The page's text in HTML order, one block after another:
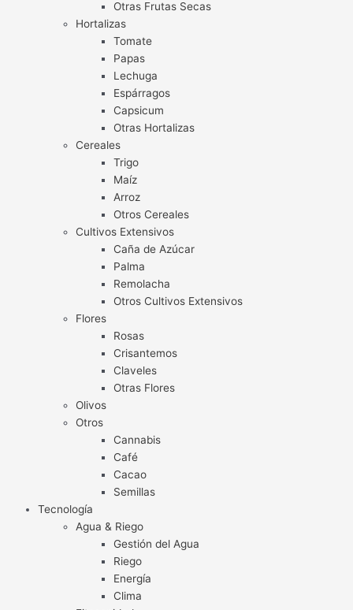
Otras Frutas Secas
Hortalizas
Tomate
Papas
Lechuga
Espárragos
Capsicum
Otras Hortalizas
Cereales
Trigo
Maíz
Arroz
Otros Cereales
Cultivos Extensivos
Caña de Azúcar
Palma
Remolacha
Otros Cultivos Extensivos
Flores
Rosas
Crisantemos
Claveles
Otras Flores
Olivos
Otros
Cannabis
Café
Cacao
Semillas
Tecnología
Agua & Riego
Gestión del Agua
Riego
Energía
Clima